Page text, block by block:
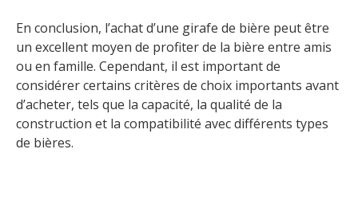
En conclusion, l’achat d’une girafe de bière peut être
un excellent moyen de profiter de la bière entre amis
ou en famille. Cependant, il est important de
considérer certains critères de choix importants avant
d’acheter, tels que la capacité, la qualité de la
construction et la compatibilité avec différents types
de bières.